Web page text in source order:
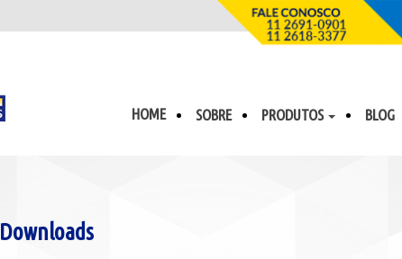
HOME SOBRE PRODUTOS BLOG
Downloads